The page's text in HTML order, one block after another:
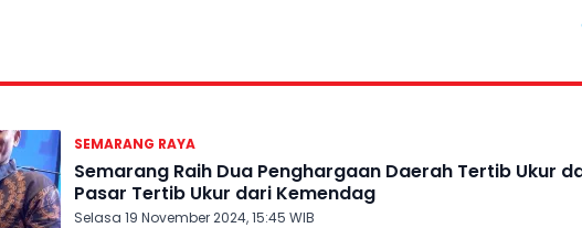
SEMARANG RAYA
Semarang Raih Dua Penghargaan Daerah Tertib Ukur
Pasar Tertib Ukur dari Kemendag
Selasa 19 November 2024, 15:45 WIB